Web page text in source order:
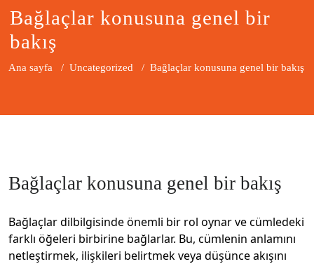
Bağlaçlar konusuna genel bir
bakış
Ana sayfa / Uncategorized / Bağlaçlar konusuna genel bir bakış
Bağlaçlar konusuna genel bir bakış
Bağlaçlar dilbilgisinde önemli bir rol oynar ve cümledeki
farklı öğeleri birbirine bağlarlar. Bu, cümlenin anlamını
netleştirmek, ilişkileri belirtmek veya düşünce akışını